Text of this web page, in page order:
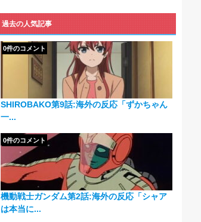
過去の人気記事
SHIROBAKO第9話:海外の反応「ずかちゃん
一...
0件のコメント
機動戦士ガンダム第2話:海外の反応「シャア
は本当に...
0件のコメント